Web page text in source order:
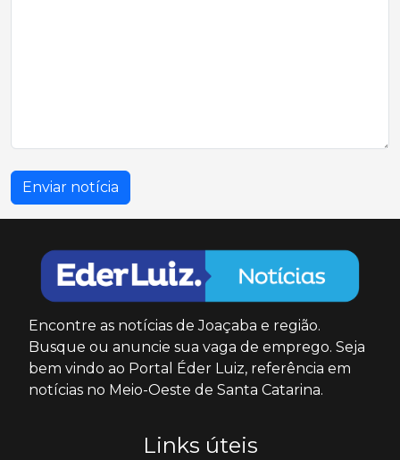
Encontre as notícias de Joaçaba e região.
Busque ou anuncie sua vaga de emprego. Seja
bem vindo ao Portal Éder Luiz, referência em
notícias no Meio-Oeste de Santa Catarina.
Links úteis